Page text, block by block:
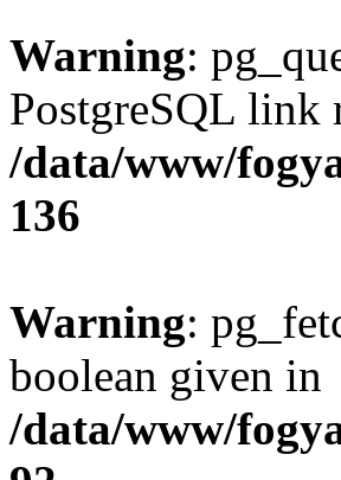
Warning:
PostgreSQL link
/data/www/
136
Warning:
boolean given in
/data/www/